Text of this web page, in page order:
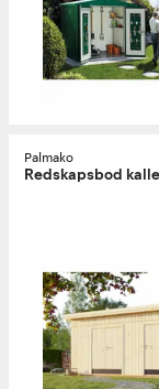
Palmako
Redskapsbod